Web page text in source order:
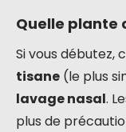
Quelle plante
Si vous débutez,
tisane (le plus
lavage nasal.
plus de